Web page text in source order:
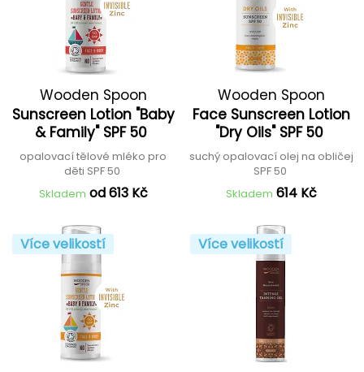
Wooden Spoon
Sunscreen Lotion "Baby
& Family" SPF 50
opalovací tělové mléko pro
děti SPF 50
Skladem od 613 Kč
Wooden Spoon
Face Sunscreen Lotion
"Dry Oils" SPF 50
suchý opalovací olej na obličej
SPF 50
Skladem 614 Kč
Více velikostí Více velikostí